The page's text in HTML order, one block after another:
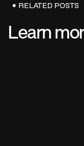
RELATED POSTS
Learn